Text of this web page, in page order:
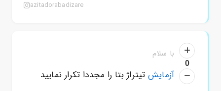
azitadorabadizare
0
با سلام
آزمایشتیتراژ بتا را مجددا تکرار نمایید